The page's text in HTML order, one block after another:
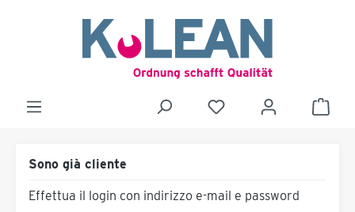
Sono già cliente
Effettua il login con indirizzo e-mail e password